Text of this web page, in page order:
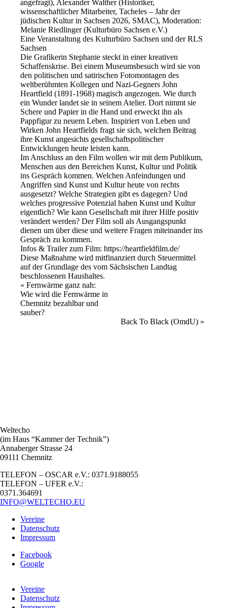
angefragt), Alexander Walther (Historiker,
wissenschaftlicher Mitarbeiter, Tacheles – Jahr der
jüdischen Kultur in Sachsen 2026, SMAC), Moderation:
Melanie Riedlinger (Kulturbüro Sachsen e.V.)
Eine Veranstaltung des Kulturbüro Sachsen und der RLS
Sachsen
Die Grafikerin Stephanie steckt in einer kreativen
Schaffenskrise. Bei einem Museumsbesuch wird sie von
den politischen und satirischen Fotomontagen des
weltberühmten Kollegen und Nazi-Gegners John
Heartfield (1891-1968) magisch angezogen. Wie durch
ein Wunder landet sie in seinem Atelier. Dort nimmt sie
Schere und Papier in die Hand und erweckt ihn als
Pappfigur zu neuem Leben. Inspiriert von Leben und
Wirken John Heartfields fragt sie sich, welchen Beitrag
ihre Kunst angesichts gesellschaftspolitischer
Entwicklungen heute leisten kann.
Im Anschluss an den Film wollen wir mit dem Publikum,
Menschen aus den Bereichen Kunst, Kultur und Politik
ins Gespräch kommen. Welchen Anfeindungen und
Angriffen sind Kunst und Kultur heute von rechts
ausgesetzt? Welche Strategien gibt es dagegen? Und
welches progressive Potenzial haben Kunst und Kultur
eigentlich? Wie kann Gesellschaft mit ihrer Hilfe positiv
verändert werden? Der Film soll als Ausgangspunkt
dienen um über diese und weitere Fragen miteinander ins
Gespräch zu kommen.
Infos & Trailer zum Film: https://heartfieldfilm.de/
Diese Maßnahme wird mitfinanziert durch Steuermittel
auf der Grundlage des vom Sächsischen Landtag
beschlossenen Haushaltes.
Veranstaltung
Navigation
« Fernwärme ganz nah:
Wie wird die Fernwärme in
Chemnitz bezahlbar und
sauber?
Back To Black (OmdU) »
Weltecho
(im Haus “Kammer der Technik”)
Annaberger Strasse 24
09111 Chemnitz
TELEFON – OSCAR e.V.: 0371.9188055
TELEFON – UFER e.V.:
0371.364691
INFO@WELTECHO.EU
Vereine
Datenschutz
Impressum
Facebook
Google
Vereine
Datenschutz